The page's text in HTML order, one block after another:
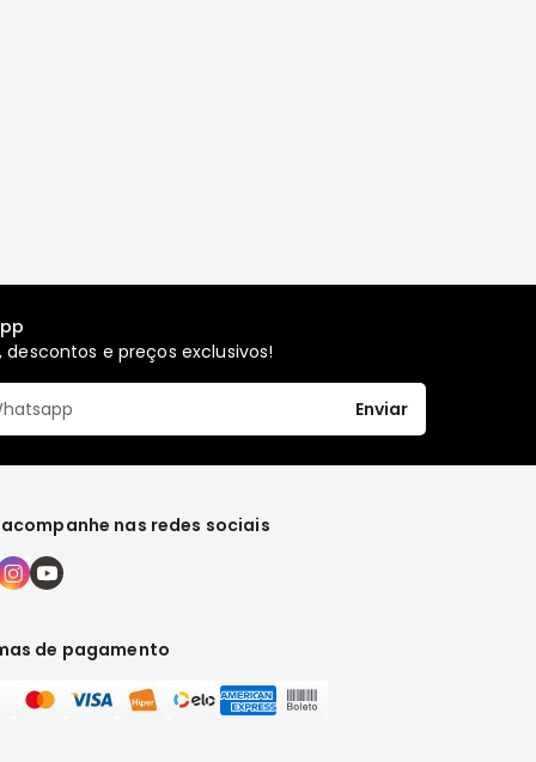
e preços exclusivos!
Enviar
nas redes sociais
de pagamento